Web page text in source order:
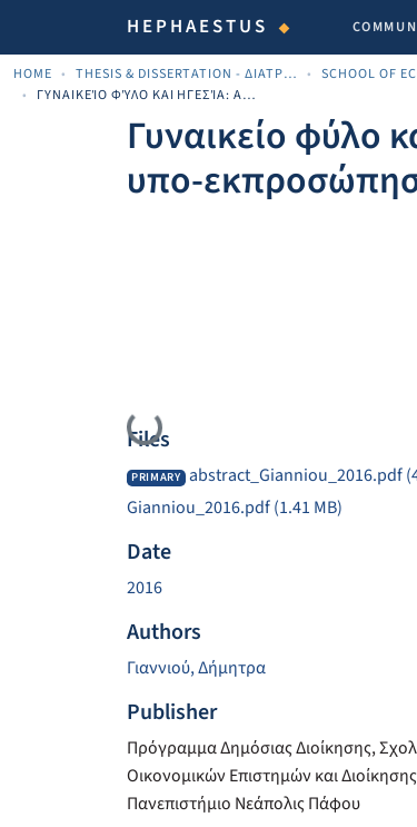
HEPHAESTUS
HOME THESIS & DISSERTATION - ΔΙΑΤΡΙΒΈΣ & ΔΙΔΑΚΤΟΡΙΚΈΣ
ΓΥΝΑΙΚΕΊΟ ΦΎΛΟ ΚΑΙ ΗΓΕΣΊΑ: ΑΠΌΨΕΙΣ ΤΩΝ ΓΥΝΑΙΚΏΝ ΕΚΠΑΙΔΕΥΤΙΚΏΝ ΓΙΑ ΤΗΝ ΥΠΟ-ΕΚΠΡΟΣΏΠΗΣΉ ΤΟΥΣ ΣΤΗΝ ΕΚΠΑΙΔΕΥΤΙΚΉ ΙΕΡΑΡΧΊΑ
Γυναικείο φύλο
υπο-
Loading...
Files
PRIMARY abstract_Gianniou_2016.pdf
Gianniou_2016.pdf(1.41 MB)
Date
2016
Authors
Γιαννιού, Δήμητρα
Publisher
Πρόγραμμα Δημόσιας Διοίκησης,
Οικονομικών Επιστημών και
Πανεπιστήμιο Νεάπολις Πάφου